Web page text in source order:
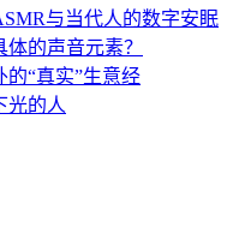
与当代人的数字安眠
的声音元素？
的“真实”生意经
光的人